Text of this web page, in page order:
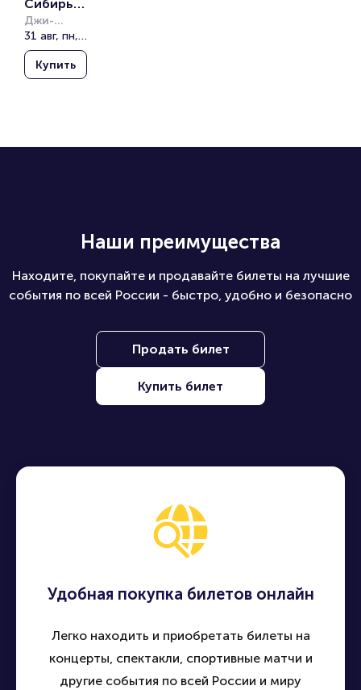
Сибирь -
Северста
ль.
Мемориа
л имени
Джи-
Драйв (G-
Drive
Арена)
31 авг, пн, 13:00
Купить
Наши преимущества
Находите, покупайте и продавайте билеты на лучшие
события по всей России - быстро, удобно и безопасно
Продать билет
Купить билет
Удобная покупка билетов онлайн
Легко находить и приобретать билеты на
концерты, спектакли, спортивные матчи и
другие события по всей России и миру